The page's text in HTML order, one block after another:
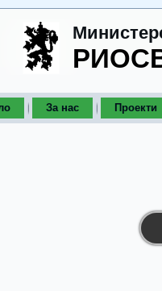
За нас Проекти